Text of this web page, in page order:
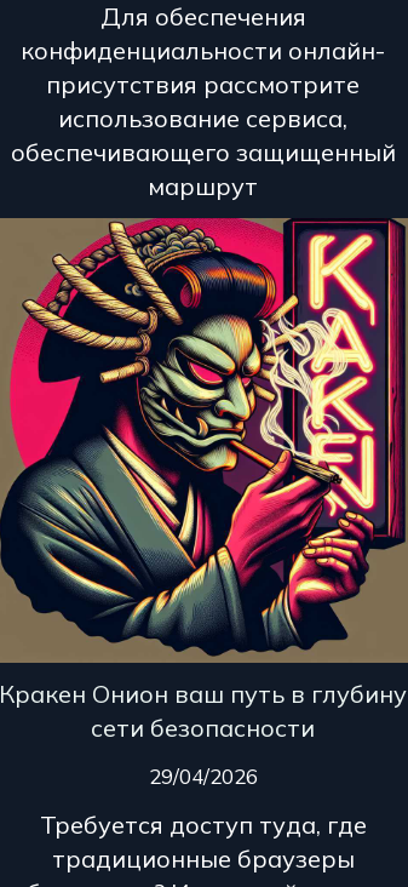
Для обеспечения
конфиденциальности онлайн-
присутствия рассмотрите
использование сервиса,
обеспечивающего защищенный
маршрут
Кракен Онион ваш путь в глубину
сети безопасности
29/04/2026
Требуется доступ туда, где
традиционные браузеры